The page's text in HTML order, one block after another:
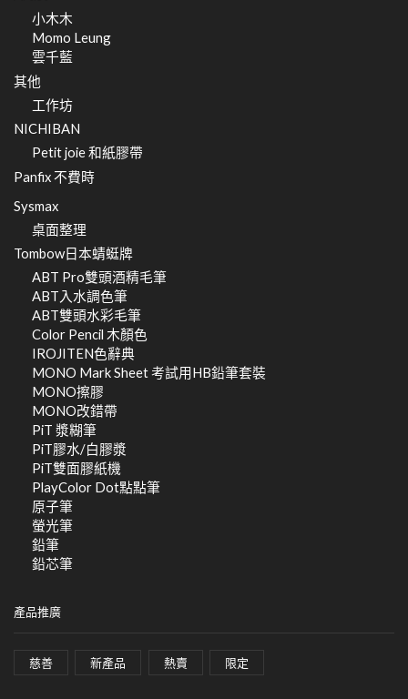
小木木
Momo Leung
雲千藍
其他
工作坊
NICHIBAN
Petit joie 和紙膠帶
Panfix 不費時
Sysmax
桌面整理
Tombow日本蜻蜓牌
ABT Pro雙頭酒精毛筆
ABT入水調色筆
ABT雙頭水彩毛筆
Color Pencil 木顏色
IROJITEN色辭典
MONO Mark Sheet 考試用HB鉛筆套裝
MONO擦膠
MONO改錯帶
PiT 漿糊筆
PiT膠水/白膠漿
PiT雙面膠紙機
PlayColor Dot點點筆
原子筆
螢光筆
鉛筆
鉛芯筆
產品推廣
慈善 新產品 熱賣 限定